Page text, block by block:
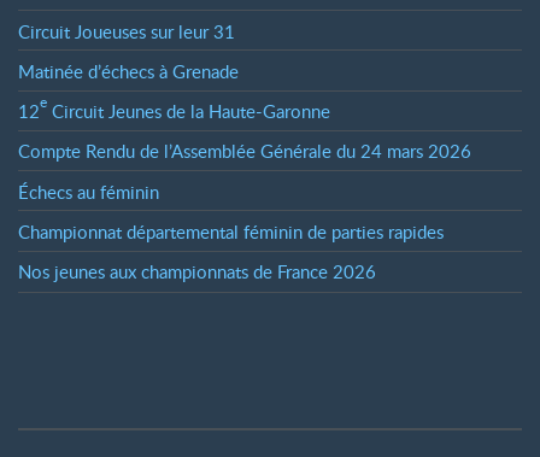
Circuit Joueuses sur leur 31
Matinée d’échecs à Grenade
12e Circuit Jeunes de la Haute-Garonne
Compte Rendu de l’Assemblée Générale du 24 mars 2026
Échecs au féminin
Championnat départemental féminin de parties rapides
Nos jeunes aux championnats de France 2026